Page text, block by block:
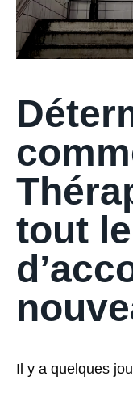
tout
Il y a quelques